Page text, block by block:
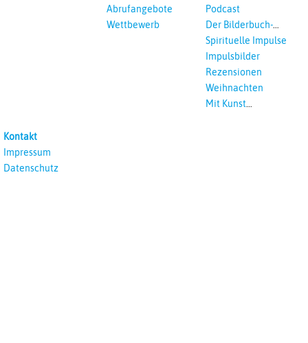
Abrufangebote
Wettbewerb
Podcast
Der Bilderbuch-
Podcast
Spirituelle Impulse
Impulsbilder
Rezensionen
Weihnachten
Mit Kunst
Kontakt
Impressum
Datenschutz